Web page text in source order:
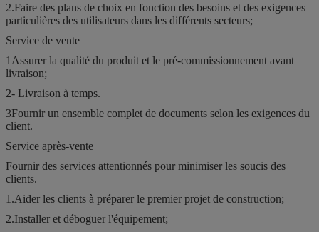
2.Faire des plans de choix en fonction des besoins et des exigences
particulières des utilisateurs dans les différents secteurs;
Service de vente
1Assurer la qualité du produit et le pré-commissionnement avant
livraison;
2- Livraison à temps.
3Fournir un ensemble complet de documents selon les exigences du
client.
Service après-vente
Fournir des services attentionnés pour minimiser les soucis des
clients.
1.Aider les clients à préparer le premier projet de construction;
2.Installer et déboguer l'équipement;